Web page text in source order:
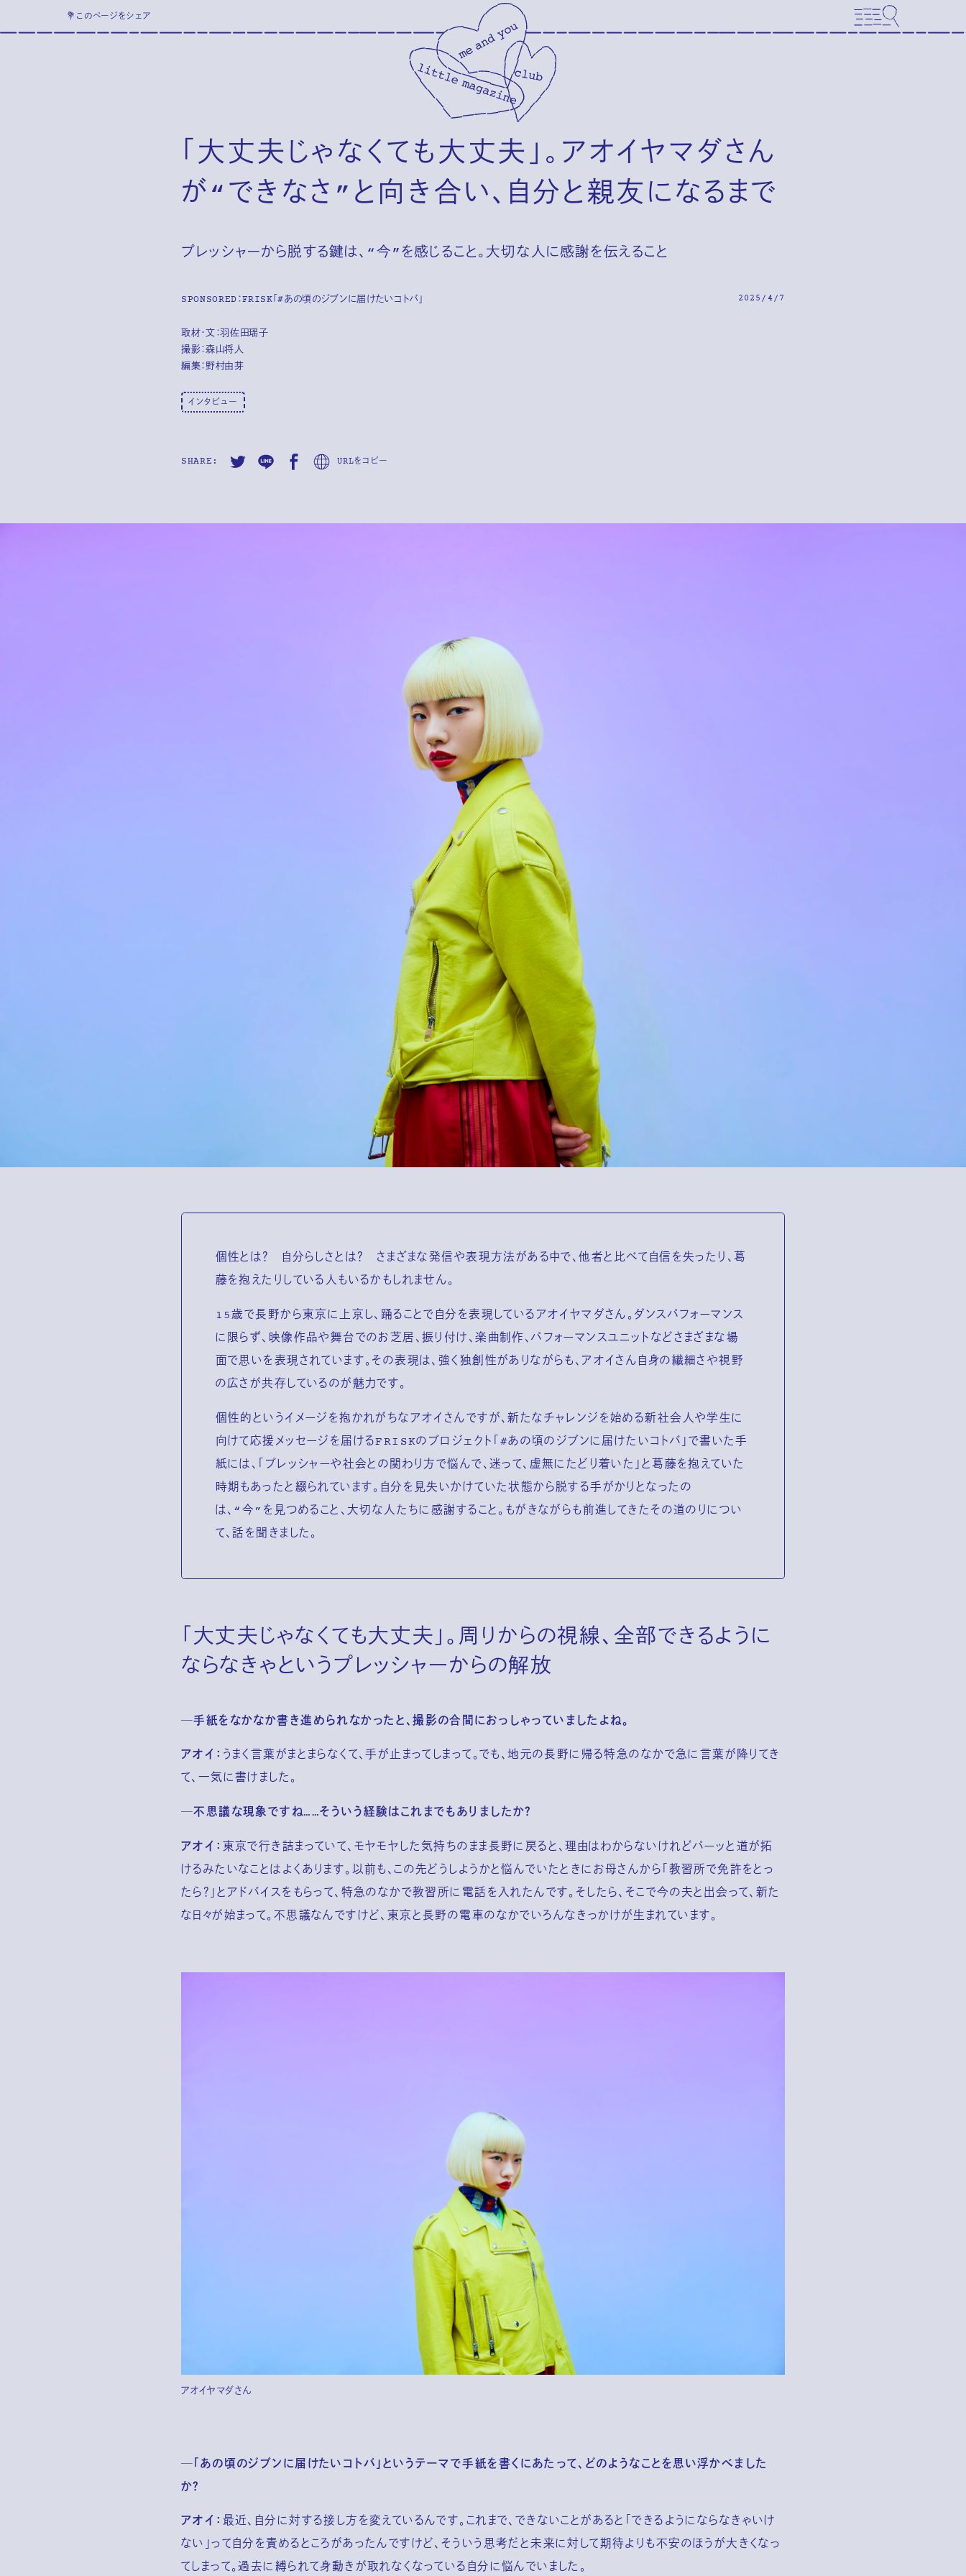
💐このページをシェア
「大丈夫じゃなくても大丈夫」。アオイヤマダさん
が“できなさ”と向き合い、自分と親友になるまで
プレッシャーから脱する鍵は、“今”を感じること。大切な人に感謝を伝えること
SPONSORED：FRISK「#あの頃のジブンに届けたいコトバ」
取材・文：羽佐田瑶子
撮影：森山将人
編集：野村由芽
2025/4/7
インタビュー
SHARE: URLをコピー
個性とは？ 自分らしさとは？ さまざまな発信や表現方法がある中で、他者と比べて自信を失ったり、葛
藤を抱えたりしている人もいるかもしれません。
15歳で長野から東京に上京し、踊ることで自分を表現しているアオイヤマダさん。ダンスパフォーマンス
に限らず、映像作品や舞台でのお芝居、振り付け、楽曲制作、パフォーマンスユニットなどさまざまな場
面で思いを表現されています。その表現は、強く独創性がありながらも、アオイさん自身の繊細さや視野
の広さが共存しているのが魅力です。
個性的というイメージを抱かれがちなアオイさんですが、新たなチャレンジを始める新社会人や学生に
向けて応援メッセージを届けるFRISKのプロジェクト「#あの頃のジブンに届けたいコトバ」で書いた手
紙には、「プレッシャーや社会との関わり方で悩んで、迷って、虚無にたどり着いた」と葛藤を抱えていた
時期もあったと綴られています。自分を見失いかけていた状態から脱する手がかりとなったの
は、“今”を見つめること、大切な人たちに感謝すること。もがきながらも前進してきたその道のりについ
て、話を聞きました。
「大丈夫じゃなくても大丈夫」。周りからの視線、全部できるように
ならなきゃというプレッシャーからの解放
─手紙をなかなか書き進められなかったと、撮影の合間におっしゃっていましたよね。
アオイ： うまく言葉がまとまらなくて、手が止まってしまって。でも、地元の長野に帰る特急のなかで急に言葉が降りてき
て、一気に書けました。
─不思議な現象ですね……そういう経験はこれまでもありましたか？
アオイ： 東京で行き詰まっていて、モヤモヤした気持ちのまま長野に戻ると、理由はわからないけれどパーッと道が拓
けるみたいなことはよくあります。以前も、この先どうしようかと悩んでいたときにお母さんから「教習所で免許をとっ
たら？」とアドバイスをもらって、特急のなかで教習所に電話を入れたんです。そしたら、そこで今の夫と出会って、新た
な日々が始まって。不思議なんですけど、東京と長野の電車のなかでいろんなきっかけが生まれています。
アオイヤマダさん
─「あの頃のジブンに届けたいコトバ」というテーマで手紙を書くにあたって、どのようなことを思い浮かべました
か？
アオイ： 最近、自分に対する接し方を変えているんです。これまで、できないことがあると「できるようにならなきゃいけ
ない」って自分を責めるところがあったんですけど、そういう思考だと未来に対して期待よりも不安のほうが大きくなっ
てしまって。過去に縛られて身動きが取れなくなっている自分に悩んでいました。